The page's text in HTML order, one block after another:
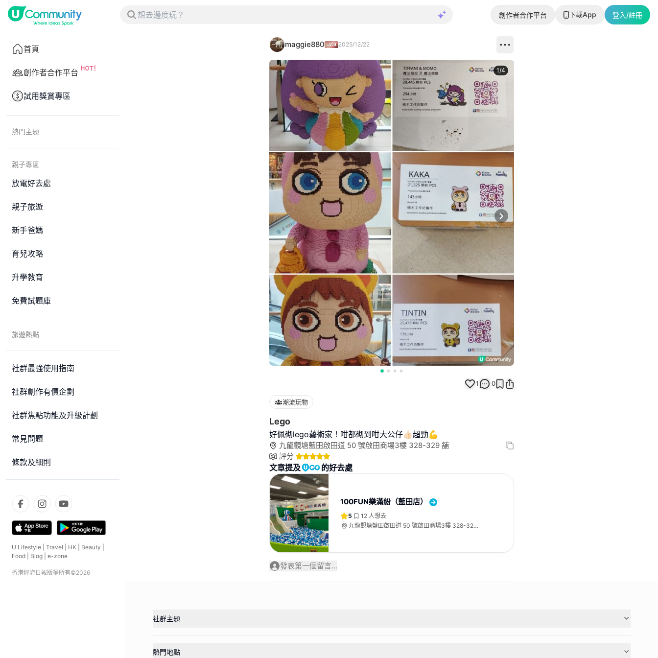
創作者合作平台 下載App 登入/註冊
首頁
創作者合作平台
試用獎賞專區
熱門主題
親子專區
放電好去處
親子旅遊
新手爸媽
育兒攻略
升學教育
免費試題庫
旅遊熱點
社群最強使用指南
社群創作有價企劃
社群焦點功能及升級計劃
常見問題
條款及細則
U Lifestyle Travel HK Beauty
Food
Blog e-zone
香港經濟日報版權所有©2026
maggie880 2025/12/22
Next slide
1/4
1 0
潮流玩物
Lego
好佩砌lego藝術家！咁都砌到咁大公仔👍🏻超勁💪
九龍觀塘藍田啟田道 50 號啟田商場3樓 328-329 舖
評分
文章提及 的好去處
100FUN樂滿紛（藍田店）
5 12 人想去
九龍觀塘藍田啟田道 50 號啟田商場3樓 328-329
發表第一個留言...
社群主題
熱門地點